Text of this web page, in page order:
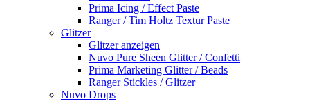
Prima Icing / Effect Paste
Ranger / Tim Holtz Textur Paste
Glitzer
Glitzer anzeigen
Nuvo Pure Sheen Glitter / Confetti
Prima Marketing Glitter / Beads
Ranger Stickles / Glitzer
Nuvo Drops